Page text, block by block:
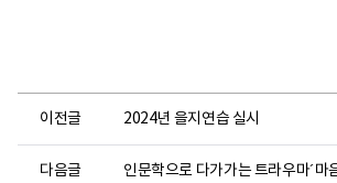
이전글 2024년 을지연습 실시
다음글
인문학으로 다가가는 트라우마´마